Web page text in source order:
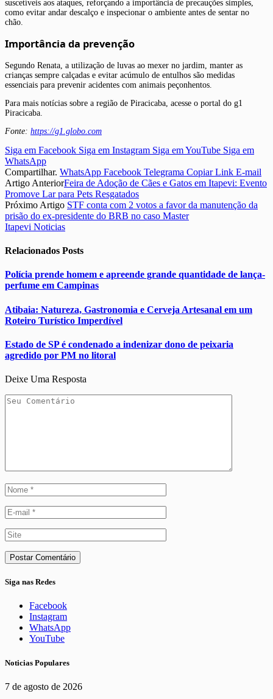
suscetíveis aos ataques, reforçando a importância de precauções simples,
como evitar andar descalço e inspecionar o ambiente antes de sentar no
chão.
Importância da prevenção
Segundo Renata, a utilização de luvas ao mexer no jardim, manter as
crianças sempre calçadas e evitar acúmulo de entulhos são medidas
essenciais para prevenir acidentes com animais peçonhentos.
Para mais notícias sobre a região de Piracicaba, acesse o portal do g1
Piracicaba.
Fonte: https://g1.globo.com
Siga em Facebook Siga em Instagram Siga em YouTube Siga em
WhatsApp
Compartilhar. WhatsApp Facebook Telegrama Copiar Link E-mail
Artigo AnteriorFeira de Adoção de Cães e Gatos em Itapevi: Evento
Promove Lar para Pets Resgatados
Próximo Artigo STF conta com 2 votos a favor da manutenção da
prisão do ex-presidente do BRB no caso Master
Itapevi Noticias
Relacionados Posts
Polícia prende homem e apreende grande quantidade de lança-
perfume em Campinas
Atibaia: Natureza, Gastronomia e Cerveja Artesanal em um
Roteiro Turístico Imperdível
Estado de SP é condenado a indenizar dono de peixaria
agredido por PM no litoral
Deixe Uma Resposta
Siga nas Redes
Facebook
Instagram
WhatsApp
YouTube
Noticias Populares
7 de agosto de 2026